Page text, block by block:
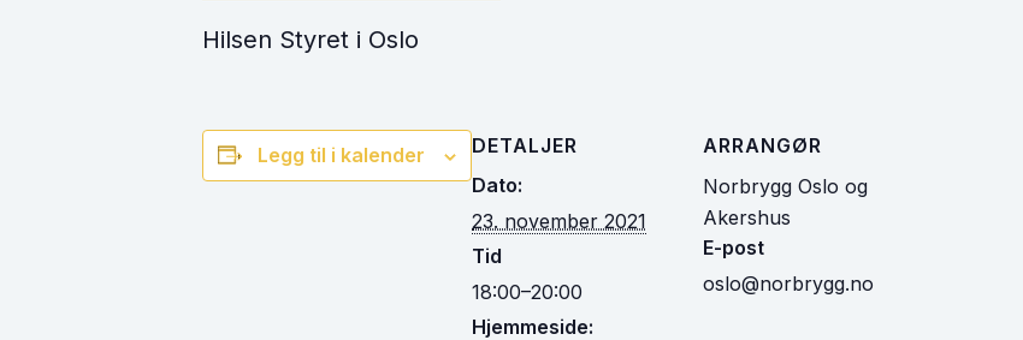
Hilsen Styret i Oslo
Legg til i kalender
DETALJER
Dato:
23. november 2021
Tid
18:00–20:00
Hjemmeside:
ARRANGØR
Norbrygg Oslo og
Akershus
E-post
oslo@norbrygg.no